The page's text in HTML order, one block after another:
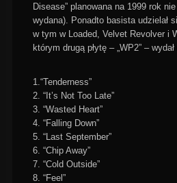
Disease” planowana na 1999 rok
wydana). Ponadto basista udzielał
w tym w Loaded, Velvet Revolver i
którym drugą płytę – „WP2” –
1.“Tenderness”
2. “It’s Not Too Late”
3. “Wasted Heart”
4. “Falling Down”
5. “Last September”
6. “Chip Away”
7. “Cold Outside”
8. “Feel”